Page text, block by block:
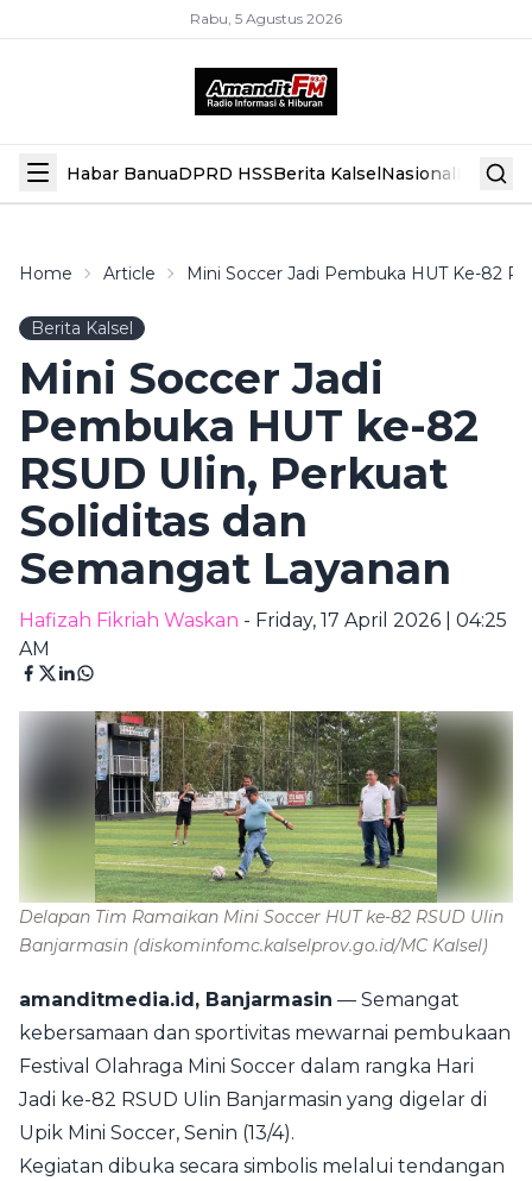
Rabu, 5 Agustus 2026
Habar BanuaDPRD HSSBerita KalselNasional Hiburan
Home Article Mini Soccer Jadi Pembuka HUT Ke-82
Berita Kalsel
Mini Soccer Jadi
Pembuka HUT ke-82
RSUD Ulin, Perkuat
Soliditas dan
Semangat Layanan
Hafizah Fikriah Waskan - Friday, 17 April 2026 | 04:25
AM
Delapan Tim Ramaikan Mini Soccer HUT ke-82 RSUD Ulin
Banjarmasin (diskominfomc.kalselprov.go.id/MC Kalsel)
amanditmedia.id, Banjarmasin — Semangat
kebersamaan dan sportivitas mewarnai pembukaan
Festival Olahraga Mini Soccer dalam rangka Hari
Jadi ke-82 RSUD Ulin Banjarmasin yang digelar di
Upik Mini Soccer, Senin (13/4).
Kegiatan dibuka secara simbolis melalui tendangan